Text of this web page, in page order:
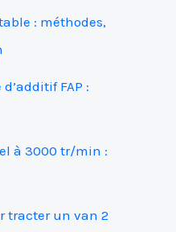
: méthodes,
FAP :
à 3000 tr/min :
tracter un van 2